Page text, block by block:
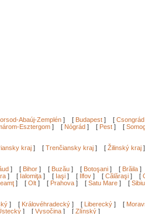
Abaúj-Zemplén ] [ Budapest ] [ Csongrád
Esztergom ] [ Nógrád ] [ Pest ] [
kraj ] [ Trenčiansky kraj ] [ Žilinský kraj
] [ Bihor ] [ Buzău ] [ Botoşani ] [ Brăila ]
] [ Ialomiţa ] [ Iaşi ] [ Ilfov ] [ Călăraşi ] [
] [ Olt ] [ Prahova ] [ Satu Mare ] [ Sibiu
] [ Královéhradecký ] [ Liberecký ] [
] [ Vysočina ] [ Zlínský ]